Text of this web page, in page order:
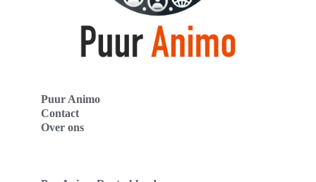
Puur Animo
Contact
Over ons